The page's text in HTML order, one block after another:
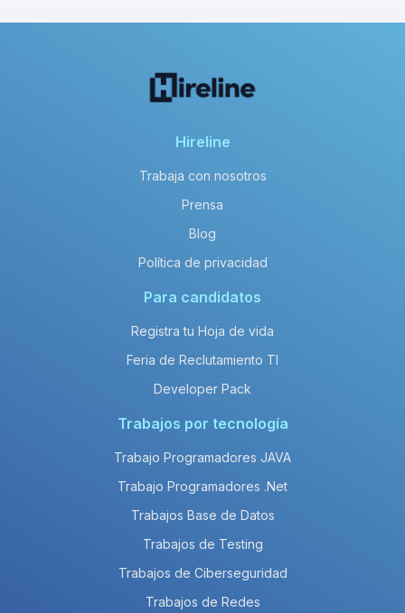
Hireline
Trabaja con nosotros
Prensa
Blog
Política de privacidad
Para candidatos
Registra tu Hoja de vida
Feria de Reclutamiento TI
Developer Pack
Trabajos por tecnología
Trabajo Programadores JAVA
Trabajo Programadores .Net
Trabajos Base de Datos
Trabajos de Testing
Trabajos de Ciberseguridad
Trabajos de Redes